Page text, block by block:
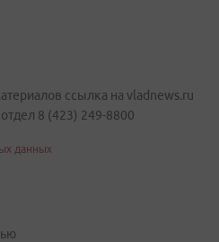
ссылка на vladnews.ru
8 (423) 249-8800
данных